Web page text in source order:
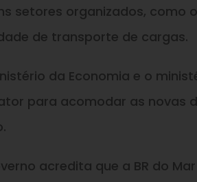
setores organizados, como
de transporte de cargas.
da Economia e o
para acomodar as novas
acredita que a BR do